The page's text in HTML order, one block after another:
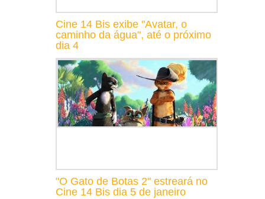
Cine 14 Bis exibe "Avatar, o
caminho da água", até o próximo
dia 4
"O Gato de Botas 2" estreará no
Cine 14 Bis dia 5 de janeiro